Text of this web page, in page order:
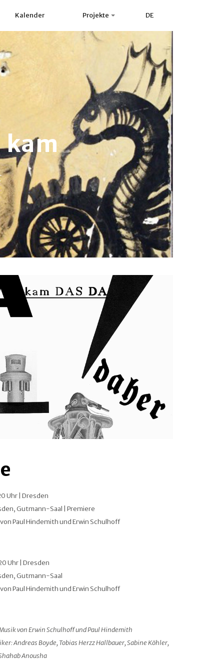
Kalender Projekte DE
kam
Uhr | Dresden
Gutmann-Saal | Premiere
Paul Hindemith und Erwin Schulhoff
Uhr | Dresden
Gutmann-Saal
Paul Hindemith und Erwin Schulhoff
von Erwin Schulhoff und Paul Hindemith
Andreas Boyde, Tobias Herzz Hallbauer, Sabine Köhler,
Anousha